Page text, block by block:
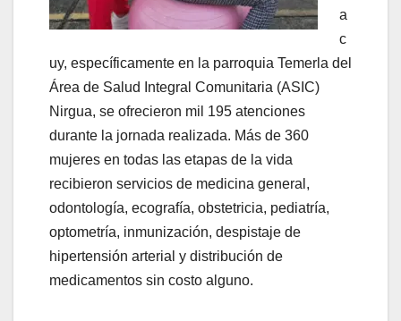
a
c
uy, específicamente en la parroquia Temerla del
Área de Salud Integral Comunitaria (ASIC)
Nirgua, se ofrecieron mil 195 atenciones
durante la jornada realizada. Más de 360
mujeres en todas las etapas de la vida
recibieron servicios de medicina general,
odontología, ecografía, obstetricia, pediatría,
optometría, inmunización, despistaje de
hipertensión arterial y distribución de
medicamentos sin costo alguno.